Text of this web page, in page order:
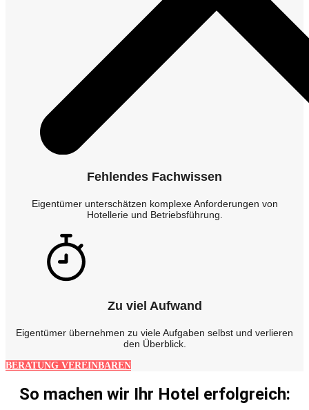
Fehlendes Fachwissen
Eigentümer unterschätzen komplexe Anforderungen von
Hotellerie und Betriebsführung.
Zu viel Aufwand
Eigentümer übernehmen zu viele Aufgaben selbst und verlieren
den Überblick.
BERATUNG VEREINBAREN
So machen wir Ihr Hotel erfolgreich: